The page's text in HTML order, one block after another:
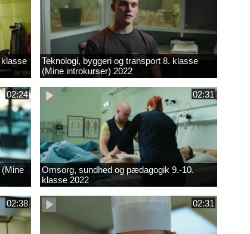
klasse
Teknologi, byggeri og transport 8. klasse
(Mine introkurser) 2022
02:24
(Mine
02:31
Omsorg, sundhed og pædagogik 9.-10.
klasse 2022
02:38 02:31